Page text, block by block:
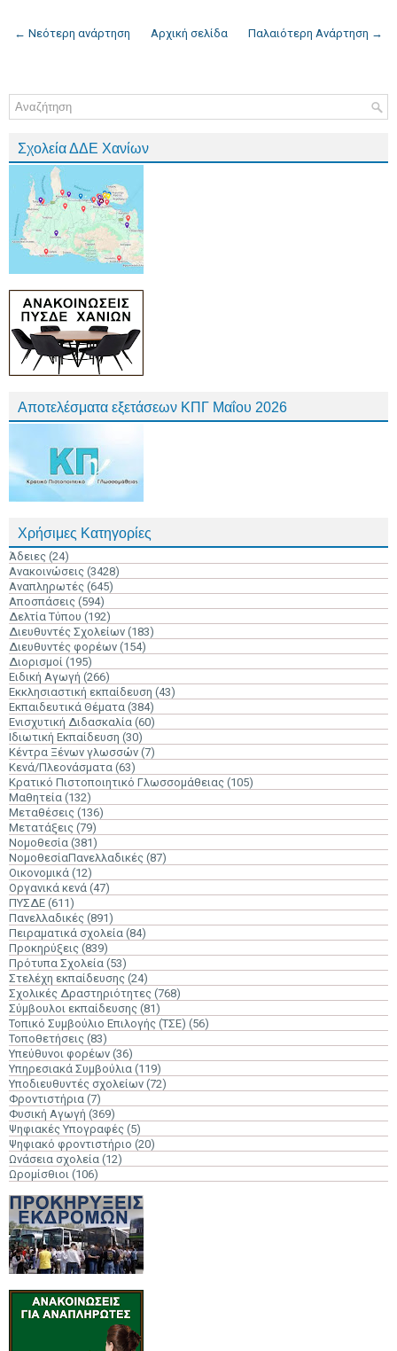
← Νεότερη ανάρτηση Παλαιότερη Ανάρτηση →
Αρχική σελίδα
Σχολεία ΔΔΕ Χανίων
Αποτελέσματα εξετάσεων ΚΠΓ Μαΐου 2026
Χρήσιμες Κατηγορίες
Άδειες (24)
Ανακοινώσεις (3428)
Αναπληρωτές (645)
Αποσπάσεις (594)
Δελτία Τύπου (192)
Διευθυντές Σχολείων (183)
Διευθυντές φορέων (154)
Διορισμοί (195)
Ειδική Αγωγή (266)
Εκκλησιαστική εκπαίδευση (43)
Εκπαιδευτικά Θέματα (384)
Ενισχυτική Διδασκαλία (60)
Ιδιωτική Εκπαίδευση (30)
Κέντρα Ξένων γλωσσών (7)
Κενά/Πλεονάσματα (63)
Κρατικό Πιστοποιητικό Γλωσσομάθειας (105)
Μαθητεία (132)
Μεταθέσεις (136)
Μετατάξεις (79)
Νομοθεσία (381)
ΝομοθεσίαΠανελλαδικές (87)
Οικονομικά (12)
Οργανικά κενά (47)
ΠΥΣΔΕ (611)
Πανελλαδικές (891)
Πειραματικά σχολεία (84)
Προκηρύξεις (839)
Πρότυπα Σχολεία (53)
Στελέχη εκπαίδευσης (24)
Σχολικές Δραστηριότητες (768)
Σύμβουλοι εκπαίδευσης (81)
Τοπικό Συμβούλιο Επιλογής (ΤΣΕ) (56)
Τοποθετήσεις (83)
Υπεύθυνοι φορέων (36)
Υπηρεσιακά Συμβούλια (119)
Υποδιευθυντές σχολείων (72)
Φροντιστήρια (7)
Φυσική Αγωγή (369)
Ψηφιακές Υπογραφές (5)
Ψηφιακό φροντιστήριο (20)
Ωνάσεια σχολεία (12)
Ωρομίσθιοι (106)